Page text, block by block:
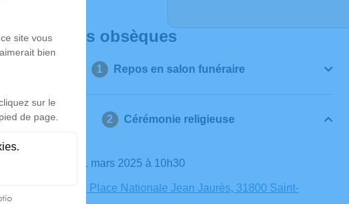
Déroulé des obsèques
Repos en salon funéraire
Cérémonie religieuse
Le lundi 31 mars 2025 à 10h30
Collégiale, Place Nationale Jean Jaurès, 31800 Saint-